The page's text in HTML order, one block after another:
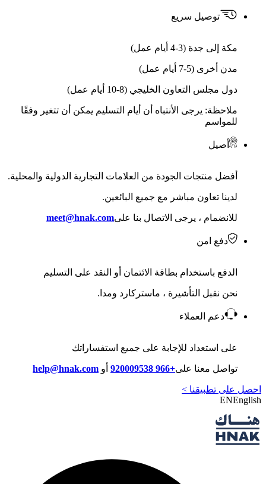
توصيل سريع
مكة إلى جدة (3-4 أيام عمل)
مدن أخرى (5-7 أيام عمل)
دول مجلس التعاون الخليجي (8-10 أيام عمل)
ملاحظة: يرجى الأنتباه أن أيام التسليم يمكن أن تتغير وفقًا
للمواسم
أصيل
أفضل منتجات الجودة من العلامات التجارية الدولية والمحلية.
لدينا تعاون مباشر مع جميع البائعين.
للانضمام ، يرجى الاتصال بنا علىmeet@hnak.com
دفع امن
الدفع باستخدام بطاقة الائتمان أو النقد على التسليم
نحن نقبل التأشيرة ، ماستركارد ومدا.
دعم العملاء
على استعداد للإجابة على جميع استفساراتك
تواصل معنا على+966 920009538 أو help@hnak.com
احصل على تطبيقنا >
ENEnglish